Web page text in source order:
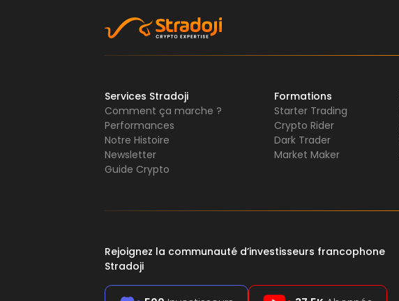
Services Stradoji
Comment ça marche ?
Performances
Notre Histoire
Newsletter
Guide Crypto
Formations
Starter Trading
Crypto Rider
Dark Trader
Market Maker
Rejoignez la communauté d’investisseurs francophone
Stradoji